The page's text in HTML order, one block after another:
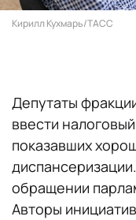
Кирилл Кухмарь/ТАСС
Депутаты
ввести
показавших
обращении
Авторы